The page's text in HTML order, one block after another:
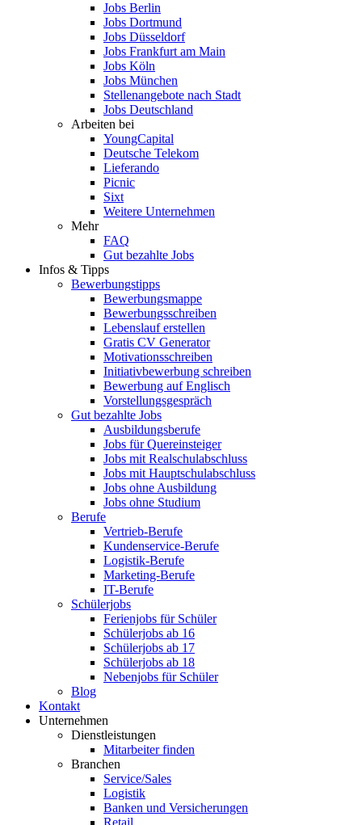
Jobs Berlin
Jobs Dortmund
Jobs Düsseldorf
Jobs Frankfurt am Main
Jobs Köln
Jobs München
Stellenangebote nach Stadt
Jobs Deutschland
Arbeiten bei
YoungCapital
Deutsche Telekom
Lieferando
Picnic
Sixt
Weitere Unternehmen
Mehr
FAQ
Gut bezahlte Jobs
Infos & Tipps
Bewerbungstipps
Bewerbungsmappe
Bewerbungsschreiben
Lebenslauf erstellen
Gratis CV Generator
Motivationsschreiben
Initiativbewerbung schreiben
Bewerbung auf Englisch
Vorstellungsgespräch
Gut bezahlte Jobs
Ausbildungsberufe
Jobs für Quereinsteiger
Jobs mit Realschulabschluss
Jobs mit Hauptschulabschluss
Jobs ohne Ausbildung
Jobs ohne Studium
Berufe
Vertrieb-Berufe
Kundenservice-Berufe
Logistik-Berufe
Marketing-Berufe
IT-Berufe
Schülerjobs
Ferienjobs für Schüler
Schülerjobs ab 16
Schülerjobs ab 17
Schülerjobs ab 18
Nebenjobs für Schüler
Blog
Kontakt
Unternehmen
Dienstleistungen
Mitarbeiter finden
Branchen
Service/Sales
Logistik
Banken und Versicherungen
Retail